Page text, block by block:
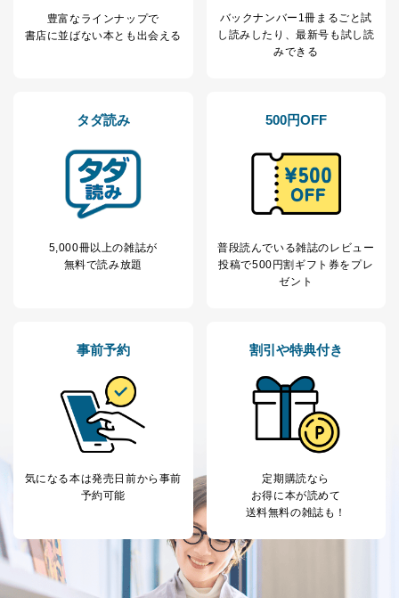
当社は、内部監査及びマネジメントレビューの機会を通
じて、個人情報保護マネジメントシステムを継続的に改
ステムに関するご相談及び苦情については以下までご連
絡ください。
適切、かつ迅速に対応させていただきます。
株式会社富士山マガジンサービス 個人情報問い合わせ
TEL：0570-200-223
FAX：03-5459-7073
株式会社富士山マガジンサービス
個人情報の取扱いについて
１．個人情報保護管理者
護管理者の責任のもと、個人情報を取得・アクセス・利
用・提供・管理いたします。
東京都渋谷区南平台町16-11
株式会社富士山マガジンサービス
代表取締役会長 西野 伸一郎
個人情報保護管理者: 経営管理グループディレクター 前
豊富なラインナップで
書店に並ばない本とも出会える
バックナンバー1冊まるごと試
し読み したり、最新号も試し読
みできる
タダ読み
5,000冊以上の雑誌が
無料で読み放題
500円OFF
普段読んでいる雑誌のレビュー
投稿で500円割ギフト券をプレ
ゼント
事前予約
気になる本は発売日前から事前
予約可能
割引や特典付き
定期購読なら
お得に本が読めて
送料無料の雑誌も！